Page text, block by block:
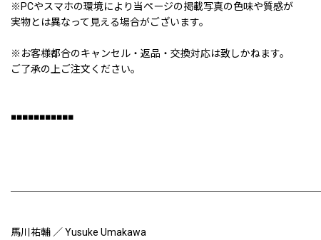
※PCやスマホの環境により当ページの掲載写真の色味や質感が
実物とは異なって見える場合がございます。
※お客様都合のキャンセル・返品・交換対応は致しかねます。
ご了承の上ご注文ください。
■■■■■■■■■■■
馬川祐輔 ／ Yusuke Umakawa